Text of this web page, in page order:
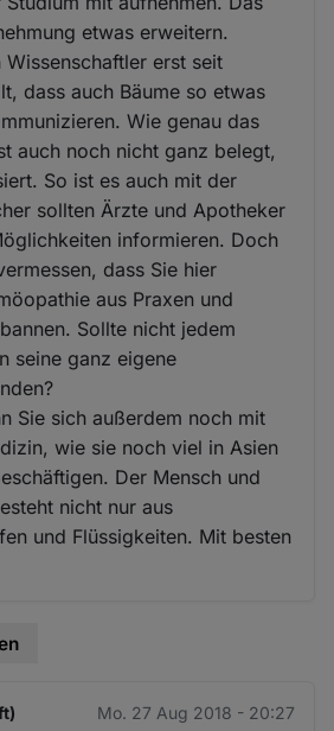
etwas erweitern.
erst seit
dass auch Bäume so etwas
Wie genau das
auch noch nicht ganz belegt,
So ist es auch mit der
sollten Ärzte und Apotheker
informieren. Doch
dass Sie hier
aus Praxen und
Sollte nicht jedem
seine ganz eigene
Sie sich außerdem noch mit
wie sie noch viel in Asien
Der Mensch und
nicht nur aus
und Flüssigkeiten. Mit besten
Mo. 27 Aug 2018 - 20:27